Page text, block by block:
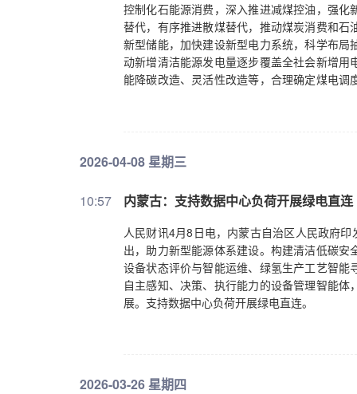
控制化石能源消费，深入推进减煤控油，强
替代，有序推进散煤替代，推动煤炭消费和
新型储能，加快建设新型电力系统，科学布
动新增清洁能源发电量逐步覆盖全社会新增
能降碳改造、灵活性改造等，合理确定煤电
2026-04-08 星期三
10:57 内蒙古：支持数据中心负荷开展绿电直连
人民财讯4月8日电，内蒙古自治区人民政府
出，助力新型能源体系建设。构建清洁低碳
设备状态评价与智能运维、绿氢生产工艺智
自主感知、决策、执行能力的设备管理智能
展。支持数据中心负荷开展绿电直连。
2026-03-26 星期四